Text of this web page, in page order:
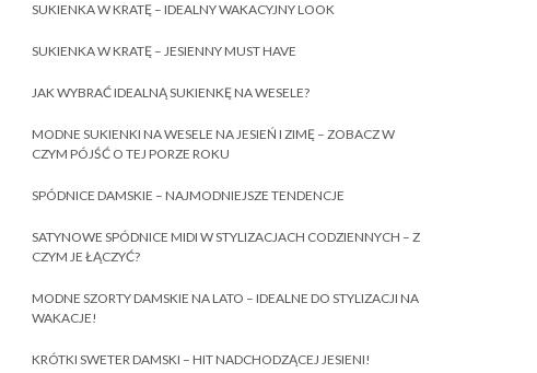
SUKIENKA W KRATĘ – IDEALNY WAKACYJNY LOOK
SUKIENKA W KRATĘ – JESIENNY MUST HAVE
JAK WYBRAĆ IDEALNĄ SUKIENKĘ NA WESELE?
MODNE SUKIENKI NA WESELE NA JESIEŃ I ZIMĘ – ZOBACZ W
CZYM PÓJŚĆ O TEJ PORZE ROKU
SPÓDNICE DAMSKIE – NAJMODNIEJSZE TENDENCJE
SATYNOWE SPÓDNICE MIDI W STYLIZACJACH CODZIENNYCH – Z
CZYM JE ŁĄCZYĆ?
MODNE SZORTY DAMSKIE NA LATO – IDEALNE DO STYLIZACJI NA
WAKACJE!
KRÓTKI SWETER DAMSKI – HIT NADCHODZĄCEJ JESIENI!